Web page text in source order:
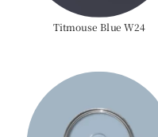
Titmouse Blue W24